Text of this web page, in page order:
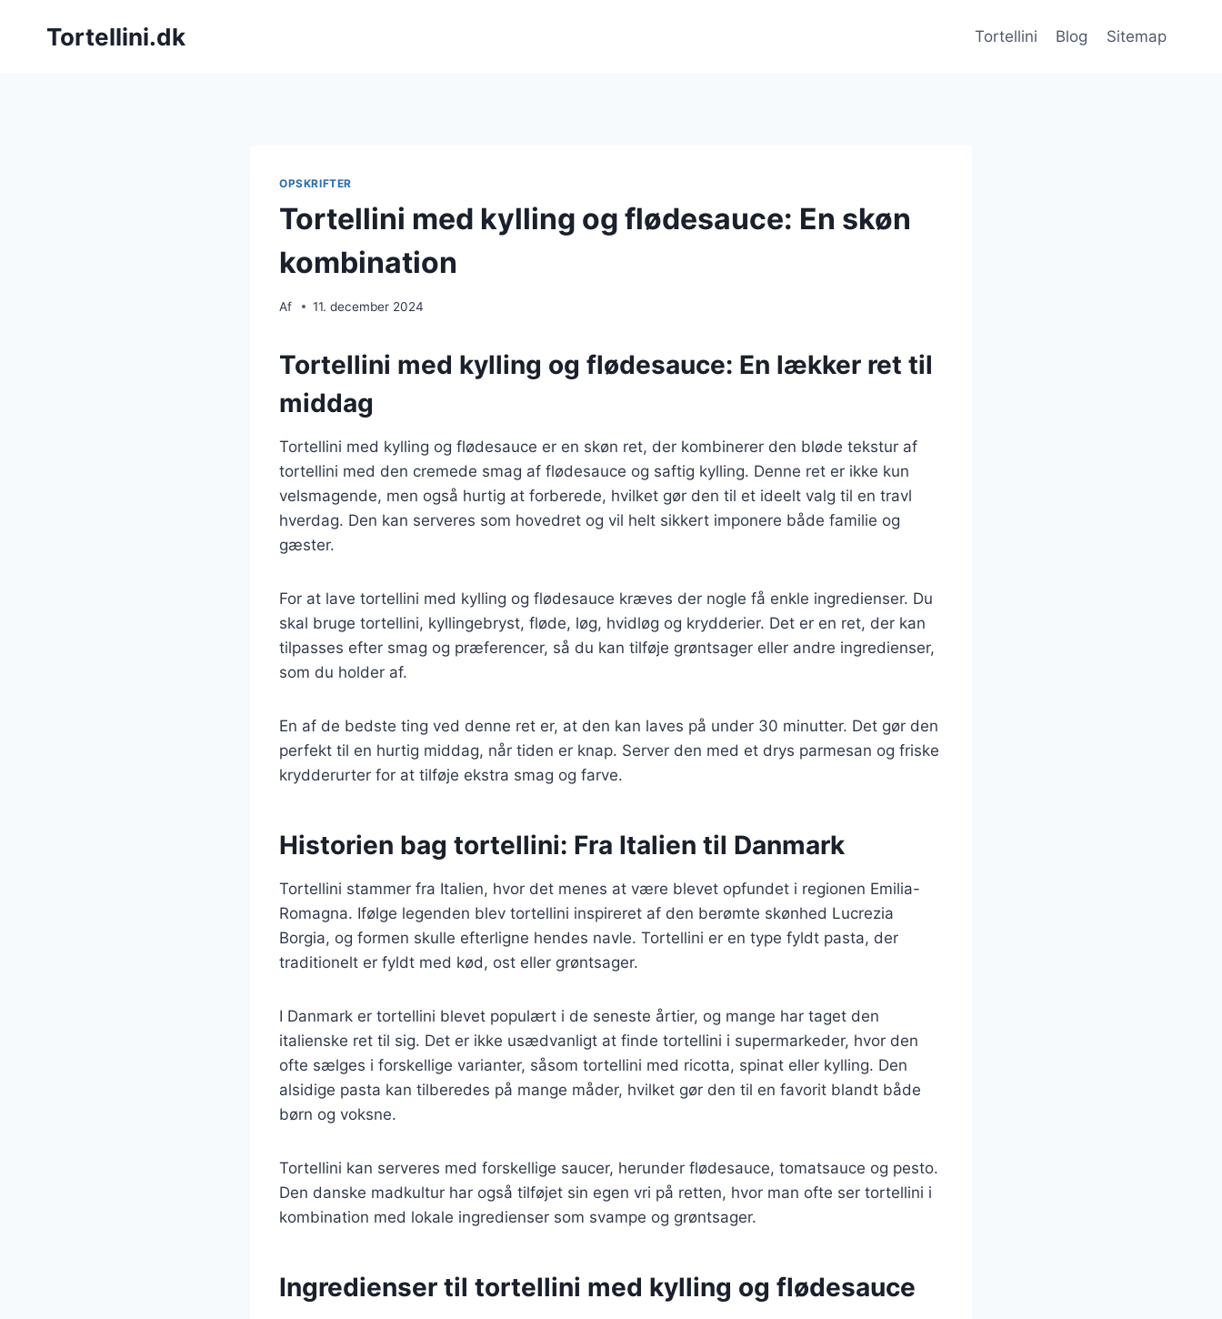
Tortellini.dk Tortellini Blog Sitemap
OPSKRIFTER
Tortellini med kylling og flødesauce: En skøn
kombination
Af 11. december 2024
Tortellini med kylling og flødesauce: En lækker ret til
middag
Tortellini med kylling og flødesauce er en skøn ret, der kombinerer den bløde tekstur af
tortellini med den cremede smag af flødesauce og saftig kylling. Denne ret er ikke kun
velsmagende, men også hurtig at forberede, hvilket gør den til et ideelt valg til en travl
hverdag. Den kan serveres som hovedret og vil helt sikkert imponere både familie og
gæster.
For at lave tortellini med kylling og flødesauce kræves der nogle få enkle ingredienser. Du
skal bruge tortellini, kyllingebryst, fløde, løg, hvidløg og krydderier. Det er en ret, der kan
tilpasses efter smag og præferencer, så du kan tilføje grøntsager eller andre ingredienser,
som du holder af.
En af de bedste ting ved denne ret er, at den kan laves på under 30 minutter. Det gør den
perfekt til en hurtig middag, når tiden er knap. Server den med et drys parmesan og friske
krydderurter for at tilføje ekstra smag og farve.
Historien bag tortellini: Fra Italien til Danmark
Tortellini stammer fra Italien, hvor det menes at være blevet opfundet i regionen Emilia-
Romagna. Ifølge legenden blev tortellini inspireret af den berømte skønhed Lucrezia
Borgia, og formen skulle efterligne hendes navle. Tortellini er en type fyldt pasta, der
traditionelt er fyldt med kød, ost eller grøntsager.
I Danmark er tortellini blevet populært i de seneste årtier, og mange har taget den
italienske ret til sig. Det er ikke usædvanligt at finde tortellini i supermarkeder, hvor den
ofte sælges i forskellige varianter, såsom tortellini med ricotta, spinat eller kylling. Den
alsidige pasta kan tilberedes på mange måder, hvilket gør den til en favorit blandt både
børn og voksne.
Tortellini kan serveres med forskellige saucer, herunder flødesauce, tomatsauce og pesto.
Den danske madkultur har også tilføjet sin egen vri på retten, hvor man ofte ser tortellini i
kombination med lokale ingredienser som svampe og grøntsager.
Ingredienser til tortellini med kylling og flødesauce